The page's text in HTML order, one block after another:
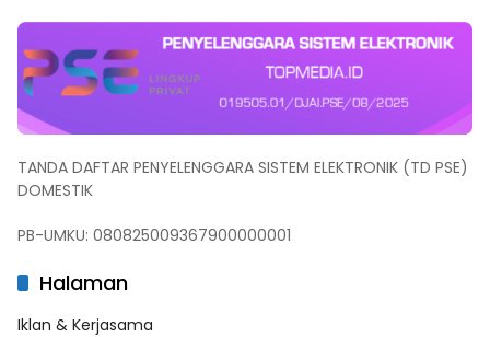
TANDA DAFTAR PENYELENGGARA SISTEM ELEKTRONIK (TD PSE)
DOMESTIK
PB-UMKU: 080825009367900000001
Halaman
Iklan & Kerjasama